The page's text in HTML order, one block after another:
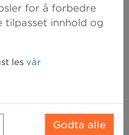
for å forbedre
tilpasset innhold og
les vår
Godta alle